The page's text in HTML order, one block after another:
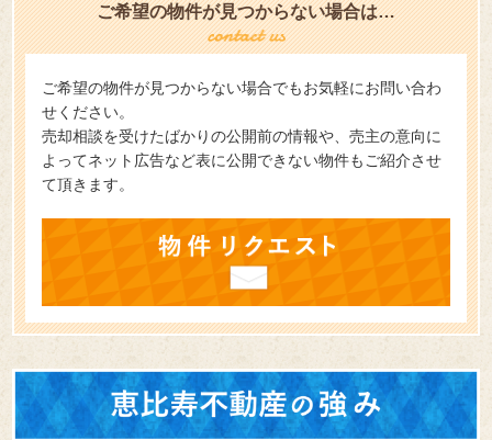
ご希望の物件が見つからない場合は…
ご希望の物件が見つからない場合でもお気軽にお問い合わ
せください。
売却相談を受けたばかりの公開前の情報や、売主の意向に
よってネット広告など表に公開できない物件もご紹介させ
て頂きます。